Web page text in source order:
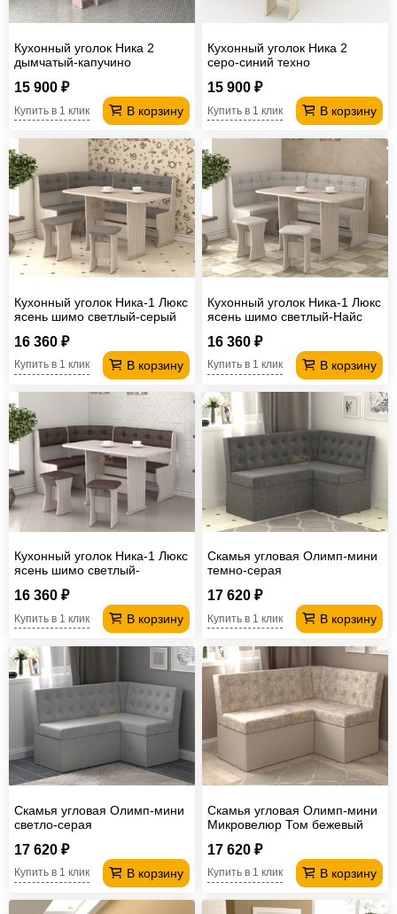
Кухонный уголок Ника 2
дымчатый-капучино
15 900 ₽
В корзину
Купить в 1 клик
Кухонный уголок Ника 2
серо-синий техно
15 900 ₽
В корзину
Купить в 1 клик
Кухонный уголок Ника-1 Люкс
ясень шимо светлый-серый
16 360 ₽
В корзину
Купить в 1 клик
Кухонный уголок Ника-1 Люкс
ясень шимо светлый-Найс
16 360 ₽
В корзину
Купить в 1 клик
Кухонный уголок Ника-1 Люкс
ясень шимо светлый-
16 360 ₽
В корзину
Купить в 1 клик
Скамья угловая Олимп-мини
темно-серая
17 620 ₽
В корзину
Купить в 1 клик
Скамья угловая Олимп-мини
светло-серая
17 620 ₽
В корзину
Купить в 1 клик
Скамья угловая Олимп-мини
Микровелюр Том бежевый
17 620 ₽
В корзину
Купить в 1 клик